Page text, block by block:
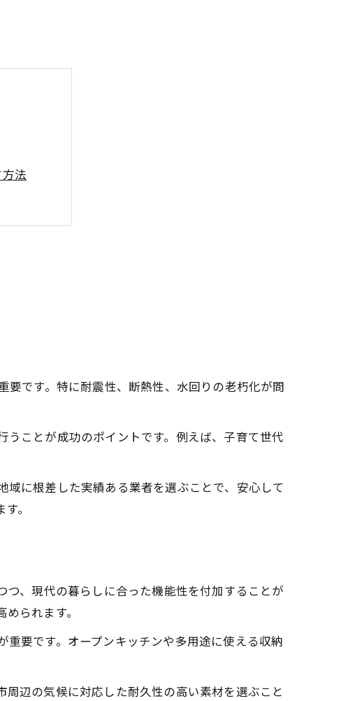
法
る秘訣
しさ
ツ
由
です。特に耐震性、断熱性、水回りの老朽化が問
ことが成功のポイントです。例えば、子育て世代
に根差した実績ある業者を選ぶことで、安心して
。
、現代の暮らしに合った機能性を付加することが
られます。
要です。オープンキッチンや多用途に使える収納
辺の気候に対応した耐久性の高い素材を選ぶこと